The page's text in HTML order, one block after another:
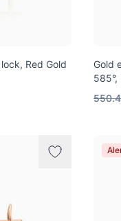
Red Gold
Gold
585°,